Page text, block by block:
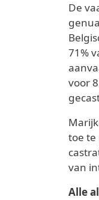
De
71%
voor
toe te
van
Alle